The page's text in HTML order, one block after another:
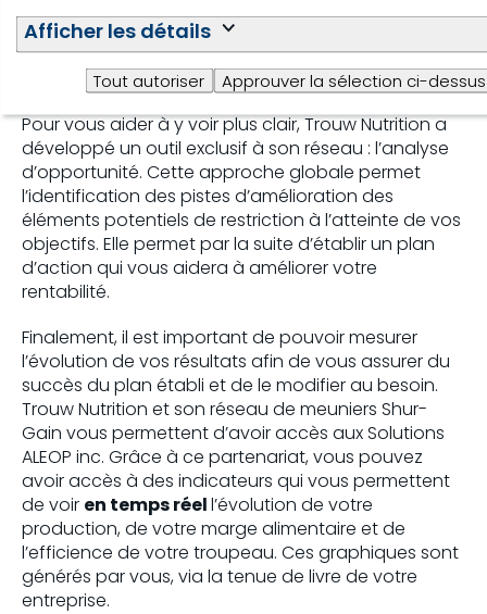
Afficher les détails
Tout autoriser Approuver la sélection ci-dessus
Impact environnemental (possibilité de
vendre des crédits carbone)
Des pistes de solution
Pour vous aider à y voir plus clair, Trouw Nutrition a
développé un outil exclusif à son réseau : l’analyse
d’opportunité. Cette approche globale permet
l’identification des pistes d’amélioration des
éléments potentiels de restriction à l’atteinte de vos
objectifs. Elle permet par la suite d’établir un plan
d’action qui vous aidera à améliorer votre
rentabilité.
Finalement, il est important de pouvoir mesurer
l’évolution de vos résultats afin de vous assurer du
succès du plan établi et de le modifier au besoin.
Trouw Nutrition et son réseau de meuniers Shur-
Gain vous permettent d’avoir accès aux Solutions
ALEOP inc. Grâce à ce partenariat, vous pouvez
avoir accès à des indicateurs qui vous permettent
de voir en temps réell’évolution de votre
production, de votre marge alimentaire et de
l’efficience de votre troupeau. Ces graphiques sont
générés par vous, via la tenue de livre de votre
entreprise.